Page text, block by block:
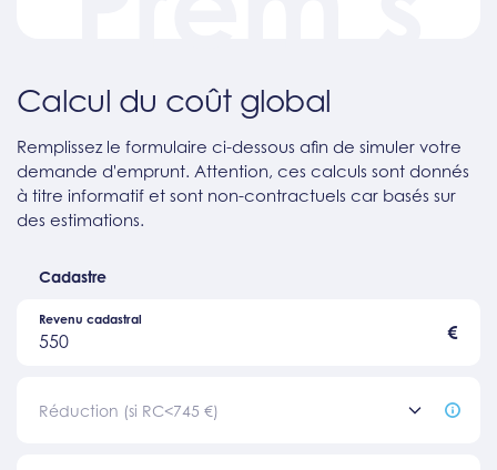
Calcul du coût global
Remplissez le formulaire ci-dessous afin de simuler votre
demande d'emprunt. Attention, ces calculs sont donnés
à titre informatif et sont non-contractuels car basés sur
des estimations.
Cadastre
550
Revenu cadastral
€
Réduction (si RC<745 €)